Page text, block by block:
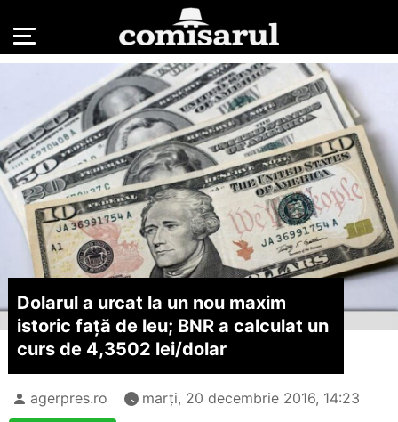
Dolarul a urcat la un nou maxim
istoric față de leu; BNR a calculat un
curs de 4,3502 lei/dolar
agerpres.ro marți, 20 decembrie 2016, 14:23